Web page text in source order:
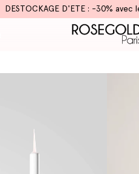
DESTOCKAGE D'ETE : -30% avec